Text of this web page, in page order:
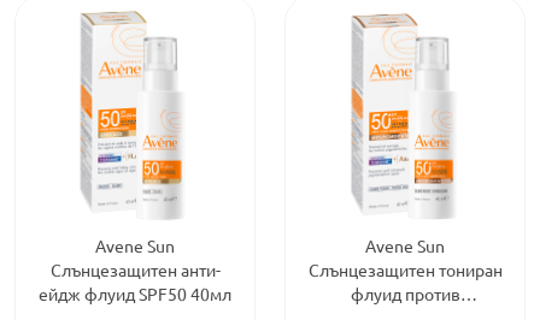
Avene Sun
Слънцезащитен анти-
ейдж флуид SPF50 40мл
Avene Sun
Слънцезащитен тониран
флуид против